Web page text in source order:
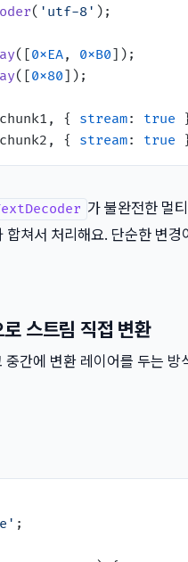
( 'utf-8' );
([0xEA, 0xB0
([0x80]);
{ stream: true
{ stream: true
가 불완전한 멀
쳐서 처리해요. 단순한 변
스트림 직접 변환
간에 변환 레이어를 두는 방
;